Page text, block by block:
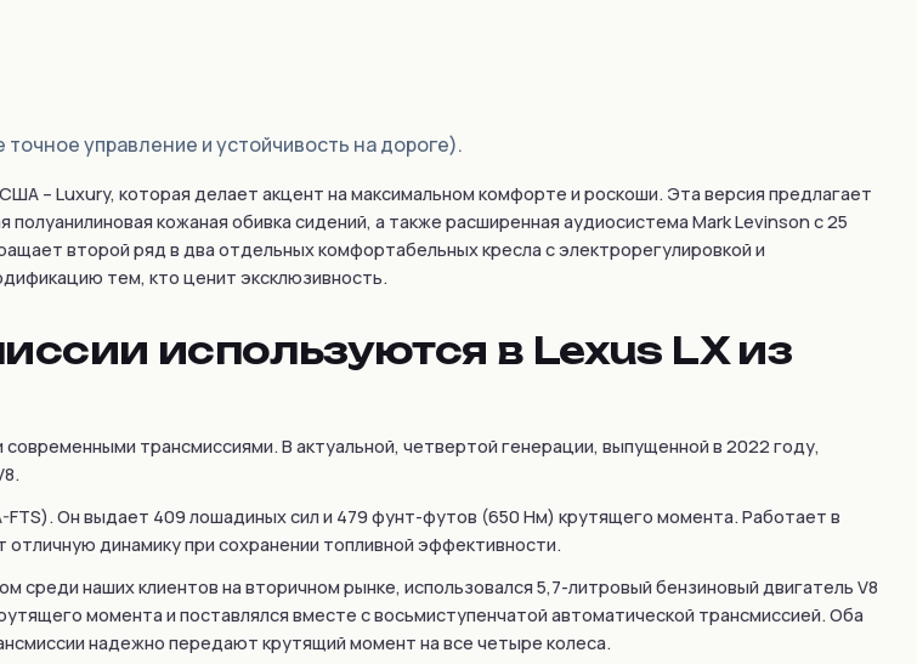
управление и устойчивость на дороге).
– Luxury, которая делает акцент на максимальном комфорте и роскоши. Эта версия предлагает
кожаная обивка сидений, а также расширенная аудиосистема Mark Levinson с 25
второй ряд в два отдельных комфортабельных кресла с электрорегулировкой и
тем, кто ценит эксклюзивность.
используются в Lexus LX из
трансмиссиями. В актуальной, четвертой генерации, выпущенной в 2022 году,
Он выдает 409 лошадиных сил и 479 фунт-футов (650 Нм) крутящего момента. Работает в
динамику при сохранении топливной эффективности.
наших клиентов на вторичном рынке, использовался 5,7-литровый бензиновый двигатель V8
момента и поставлялся вместе с восьмиступенчатой автоматической трансмиссией. Оба
надежно передают крутящий момент на все четыре колеса.